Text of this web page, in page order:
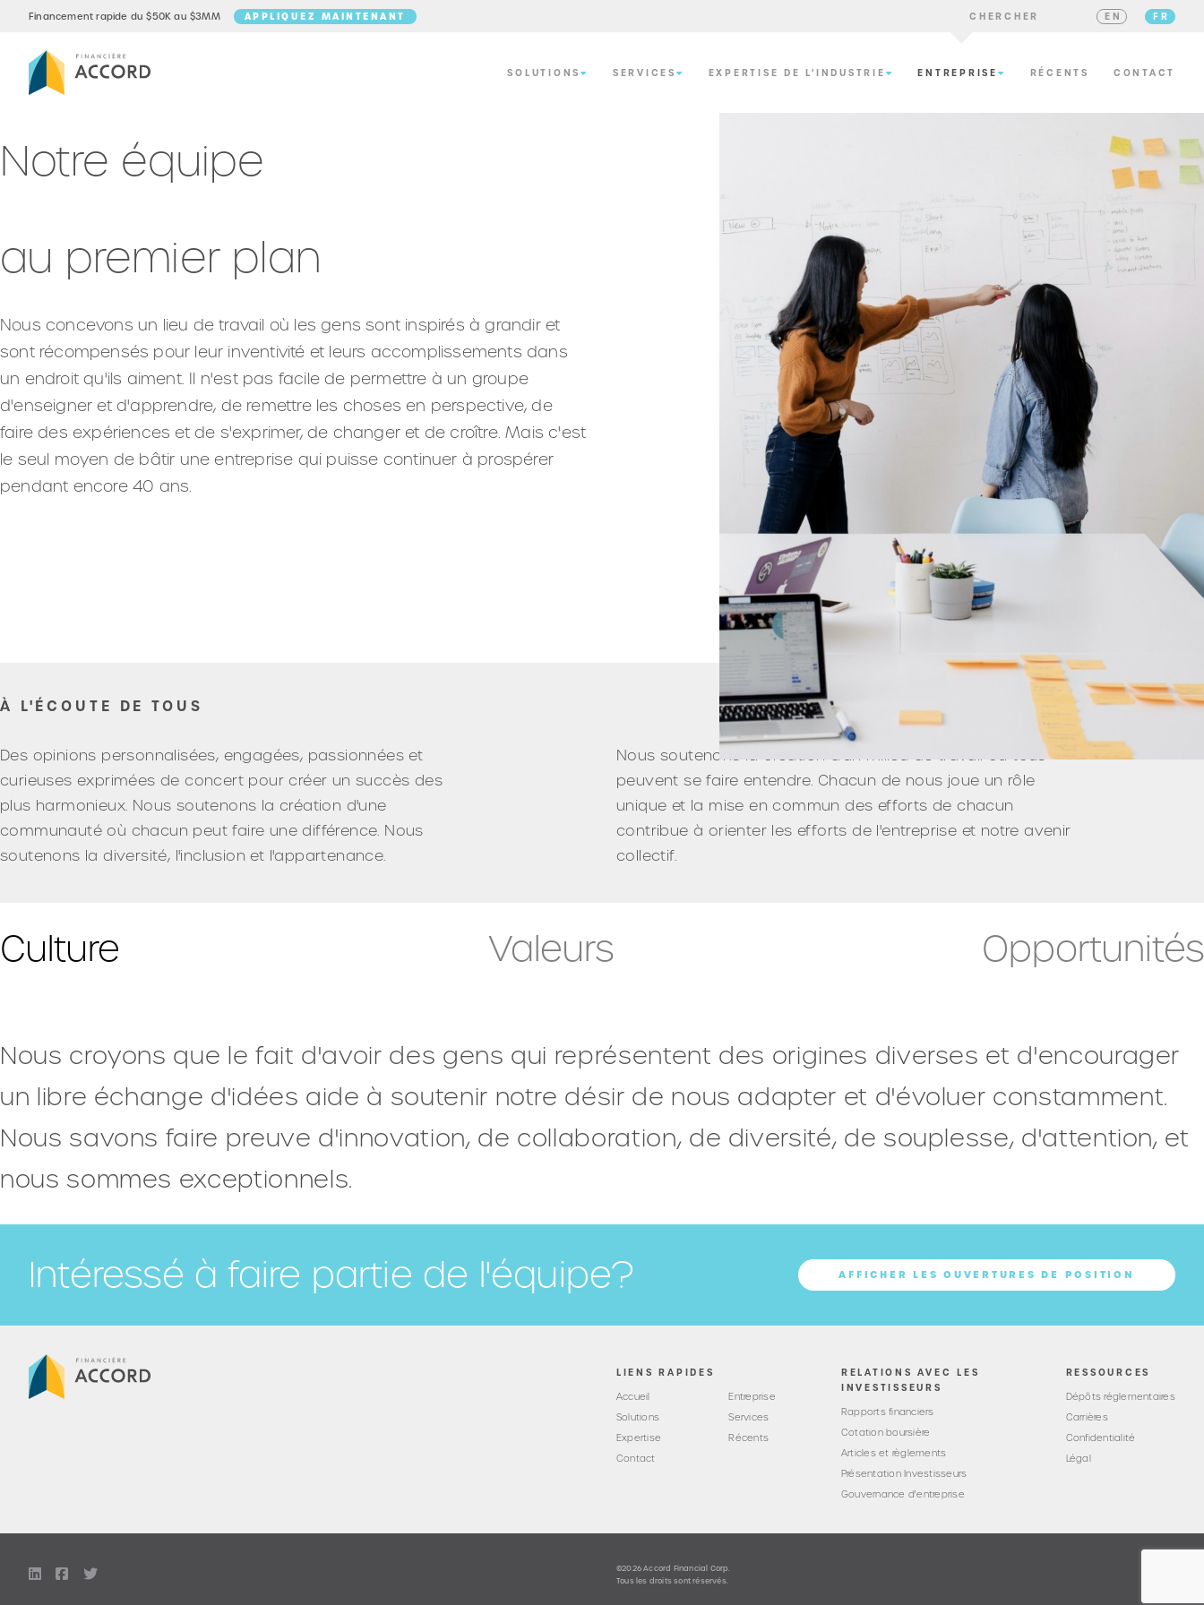
Financement rapide du $50K au $3MM APPLIQUEZ MAINTENANT CHERCHER EN FR
SOLUTIONS SERVICES EXPERTISE DE L'INDUSTRIE ENTREPRISE RÉCENTS CONTACT
Notre équipe
au premier plan
Nous concevons un lieu de travail où les gens sont inspirés à grandir et
sont récompensés pour leur inventivité et leurs accomplissements dans
un endroit qu'ils aiment. Il n'est pas facile de permettre à un groupe
d'enseigner et d'apprendre, de remettre les choses en perspective, de
faire des expériences et de s'exprimer, de changer et de croître. Mais c'est
le seul moyen de bâtir une entreprise qui puisse continuer à prospérer
pendant encore 40 ans.
À L'ÉCOUTE DE TOUS
Des opinions personnalisées, engagées, passionnées et
curieuses exprimées de concert pour créer un succès des
plus harmonieux. Nous soutenons la création d'une
communauté où chacun peut faire une différence. Nous
soutenons la diversité, l'inclusion et l'appartenance.
Nous soutenons la création d'un milieu de travail où tous
peuvent se faire entendre. Chacun de nous joue un rôle
unique et la mise en commun des efforts de chacun
contribue à orienter les efforts de l'entreprise et notre avenir
collectif.
Culture Valeurs Opportunités
Nous croyons que le fait d'avoir des gens qui représentent des origines diverses et d'encourager
un libre échange d'idées aide à soutenir notre désir de nous adapter et d'évoluer constamment.
Nous savons faire preuve d'innovation, de collaboration, de diversité, de souplesse, d'attention, et
nous sommes exceptionnels.
Intéressé à faire partie de l'équipe? AFFICHER LES OUVERTURES DE POSITION
LIENS RAPIDES
Accueil
Entreprise
Solutions
Services
Expertise
Récents
Contact
RELATIONS AVEC LES
INVESTISSEURS
Rapports financiers
Cotation boursière
Articles et règlements
Présentation Investisseurs
Gouvernance d'entreprise
RESSOURCES
Dépôts réglementaires
Carrières
Confidentialité
Légal
©2026 Accord Financial Corp.
Tous les droits sont réservés.